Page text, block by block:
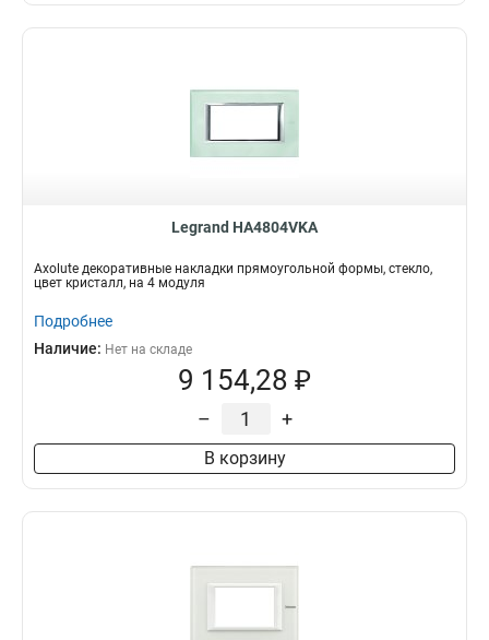
Legrand HA4804VKA
Axolute декоративные накладки прямоугольной формы, стекло,
цвет кристалл, на 4 модуля
Подробнее
Наличие: Нет на складе
9 154,28 ₽
– +
В корзину